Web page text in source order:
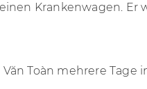
Krankenwagen.
Toàn mehrere Tage